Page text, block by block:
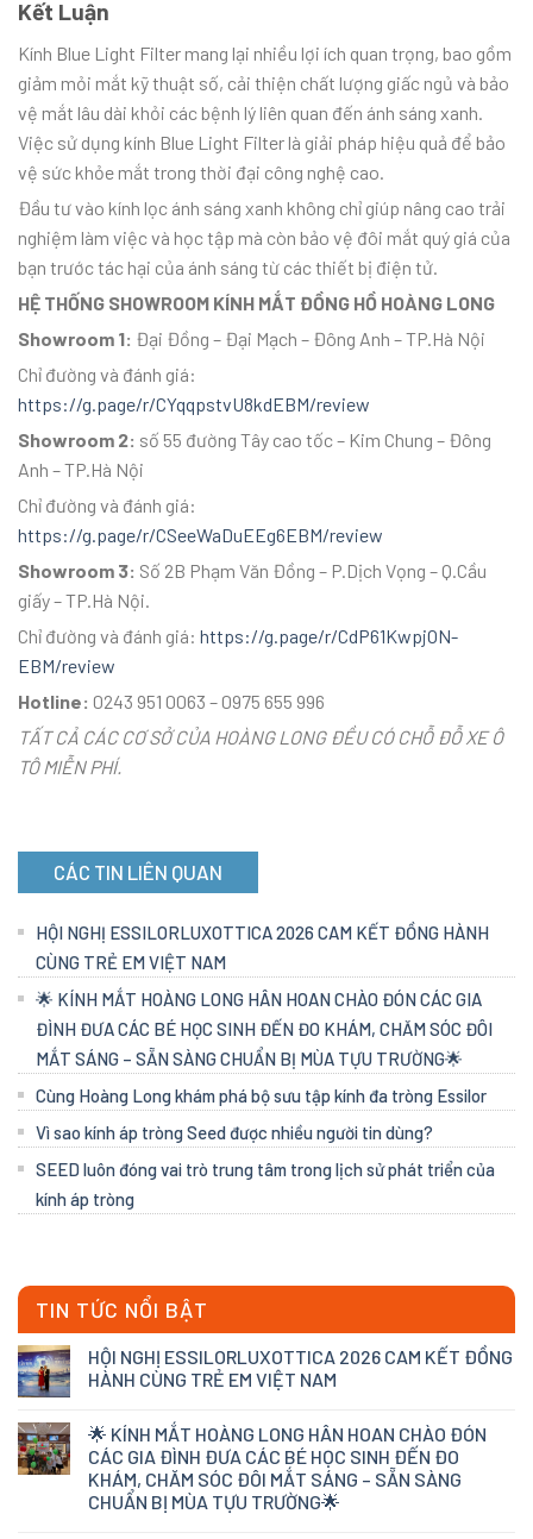
Kết Luận
Kính Blue Light Filter mang lại nhiều lợi ích quan trọng, bao gồm
giảm mỏi mắt kỹ thuật số, cải thiện chất lượng giấc ngủ và bảo
vệ mắt lâu dài khỏi các bệnh lý liên quan đến ánh sáng xanh.
Việc sử dụng kính Blue Light Filter là giải pháp hiệu quả để bảo
vệ sức khỏe mắt trong thời đại công nghệ cao.
Đầu tư vào kính lọc ánh sáng xanh không chỉ giúp nâng cao trải
nghiệm làm việc và học tập mà còn bảo vệ đôi mắt quý giá của
bạn trước tác hại của ánh sáng từ các thiết bị điện tử.
HỆ THỐNG SHOWROOM KÍNH MẮT ĐỒNG HỒ HOÀNG LONG
Showroom 1: Đại Đồng – Đại Mạch – Đông Anh – TP.Hà Nội
Chỉ đường và đánh giá:
https://g.page/r/CYqqpstvU8kdEBM/review
Showroom 2: số 55 đường Tây cao tốc – Kim Chung – Đông
Anh – TP.Hà Nội
Chỉ đường và đánh giá:
https://g.page/r/CSeeWaDuEEg6EBM/review
Showroom 3: Số 2B Phạm Văn Đồng – P.Dịch Vọng – Q.Cầu
giấy – TP.Hà Nội.
Chỉ đường và đánh giá: https://g.page/r/CdP61KwpjON-
EBM/review
Hotline: 0243 951 0063 – 0975 655 996
TẤT CẢ CÁC CƠ SỞ CỦA HOÀNG LONG ĐỀU CÓ CHỖ ĐỖ XE Ô
TÔ MIỄN PHÍ.
CÁC TIN LIÊN QUAN
HỘI NGHỊ ESSILORLUXOTTICA 2026 CAM KẾT ĐỒNG HÀNH
CÙNG TRẺ EM VIỆT NAM
🌟 KÍNH MẮT HOÀNG LONG HÂN HOAN CHÀO ĐÓN CÁC GIA
ĐÌNH ĐƯA CÁC BÉ HỌC SINH ĐẾN ĐO KHÁM, CHĂM SÓC ĐÔI
MẮT SÁNG – SẴN SÀNG CHUẨN BỊ MÙA TỰU TRƯỜNG🌟
Cùng Hoàng Long khám phá bộ sưu tập kính đa tròng Essilor
Vì sao kính áp tròng Seed được nhiều người tin dùng?
SEED luôn đóng vai trò trung tâm trong lịch sử phát triển của
kính áp tròng
TIN TỨC NỔI BẬT
HỘI NGHỊ ESSILORLUXOTTICA 2026 CAM KẾT ĐỒNG
HÀNH CÙNG TRẺ EM VIỆT NAM
🌟 KÍNH MẮT HOÀNG LONG HÂN HOAN CHÀO ĐÓN
CÁC GIA ĐÌNH ĐƯA CÁC BÉ HỌC SINH ĐẾN ĐO
KHÁM, CHĂM SÓC ĐÔI MẮT SÁNG – SẴN SÀNG
CHUẨN BỊ MÙA TỰU TRƯỜNG🌟